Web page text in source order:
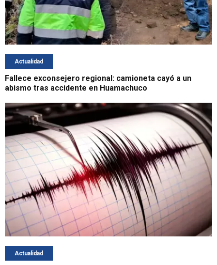
Actualidad
Fallece exconsejero regional: camioneta cayó a un
abismo tras accidente en Huamachuco
Actualidad